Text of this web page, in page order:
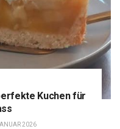
Kuchen für
2026